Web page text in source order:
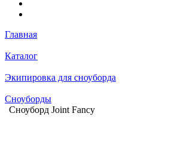
Главная
Каталог
Экипировка для сноуборда
Сноуборды
Сноуборд Joint Fancy